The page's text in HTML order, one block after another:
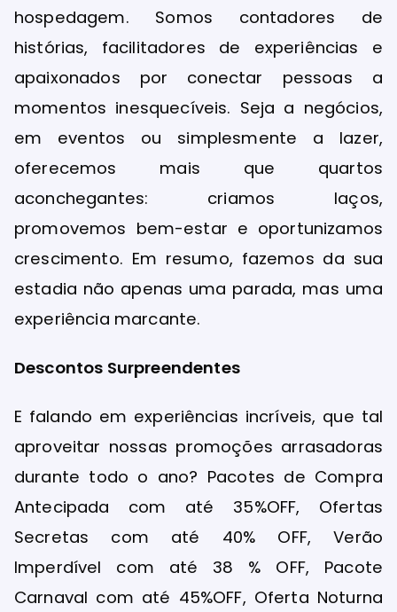
hospedagem. Somos contadores de
histórias, facilitadores de experiências e
apaixonados por conectar pessoas a
momentos inesquecíveis. Seja a negócios,
em eventos ou simplesmente a lazer,
oferecemos mais que quartos
aconchegantes: criamos laços,
promovemos bem-estar e oportunizamos
crescimento. Em resumo, fazemos da sua
estadia não apenas uma parada, mas uma
experiência marcante.
Descontos Surpreendentes
E falando em experiências incríveis, que tal
aproveitar nossas promoções arrasadoras
durante todo o ano? Pacotes de Compra
Antecipada com até 35%OFF, Ofertas
Secretas com até 40% OFF, Verão
Imperdível com até 38 % OFF, Pacote
Carnaval com até 45%OFF, Oferta Noturna